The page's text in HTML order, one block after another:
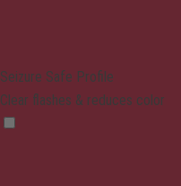
Seizure Safe Profile
Clear flashes & reduces color